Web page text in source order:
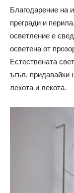
Благодарение на
прегради и
осветление е
осветена от
Естествената
ъгъл, придавайки
лекота и лекота.